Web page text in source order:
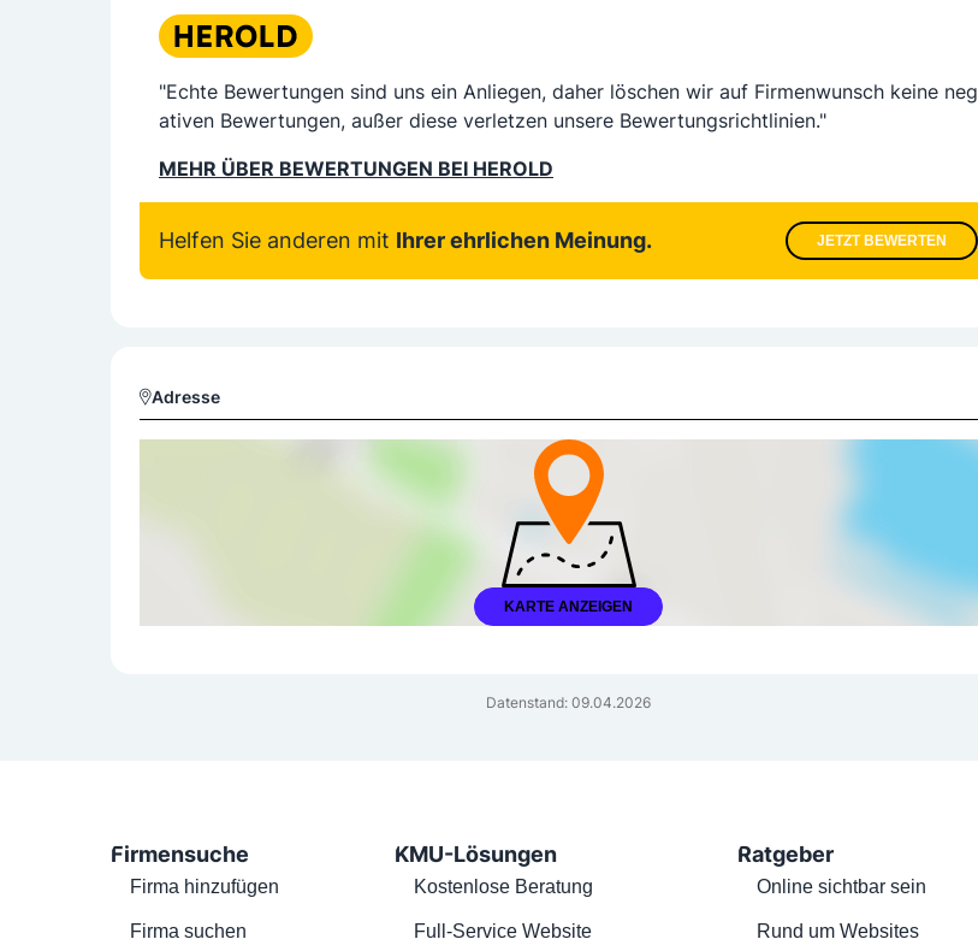
"Echte Bewertungen sind uns ein Anliegen, daher löschen wir auf Firmenwunsch keine neg
ativen Bewertungen, außer diese verletzen unsere Bewertungsrichtlinien."
MEHR ÜBER BEWERTUNGEN BEI HEROLD
Helfen Sie anderen mit Ihrer ehrlichen Meinung. JETZT BEWERTEN
Adresse
KARTE ANZEIGEN
Datenstand: 09.04.2026
Firmensuche
Firma hinzufügen
Firma suchen
KMU-Lösungen
Kostenlose Beratung
Full-Service Website
Ratgeber
Online sichtbar sein
Rund um Websites